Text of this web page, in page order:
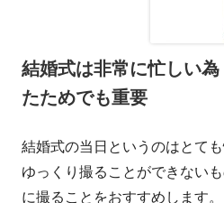
結婚式は非常に忙しい
たためでも重要
結婚式の当日というのはとて
ゆっくり撮ることができない
に撮ることをおすすめします。